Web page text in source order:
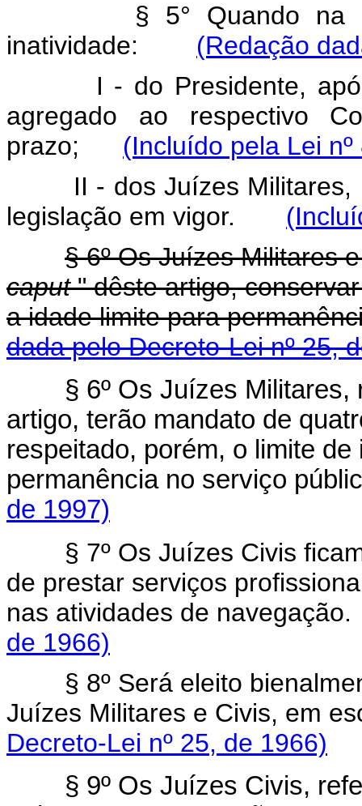
§ 5° Quando na
inatividade: (Redação
I - do Presidente, após
agregado ao respectivo
prazo; (Incluído pela Lei
II - dos Juízes Militares,
legislação em vigor.
§ 6º Os Juízes Militares
caput" dêste artigo,
a idade limite para
dada pelo Decreto-Lei nº 25,
§ 6º Os Juízes
artigo, terão mandato de
respeitado, porém, o limite
permanência no serviço
de 1997)
§ 7º Os Juízes Civis
de prestar serviços
nas atividades de
de 1966)
§ 8º Será eleito
Juízes Militares e Civis,
Decreto-Lei nº 25, de 1966)
§ 9º Os Juízes Civis,